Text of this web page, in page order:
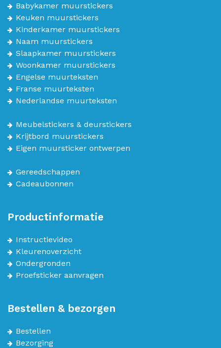
Babykamer muurstickers
Keuken muurstickers
Kinderkamer muurstickers
Naam muurstickers
Slaapkamer muurstickers
Woonkamer muurstickers
Engelse muurteksten
Franse muurteksten
Nederlandse muurteksten
Meubelstickers & deurstickers
Krijtbord muurstickers
Eigen muursticker ontwerpen
Gereedschappen
Cadeaubonnen
Productinformatie
Instructievideo
Kleurenoverzicht
Ondergronden
Proefsticker aanvragen
Bestellen & bezorgen
Bestellen
Bezorging